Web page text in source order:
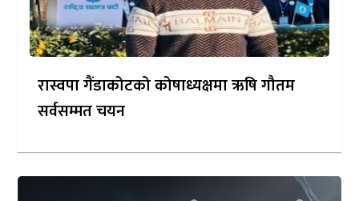
रास्वपा गैंडाकोटको कोषाध्यक्षमा ऋषि गौतम
सर्वसम्मत चयन